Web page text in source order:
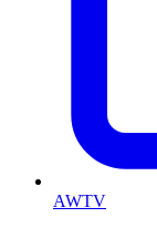
AWTV